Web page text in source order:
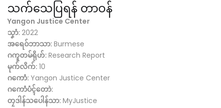
သက်သေပြရန် တာဝန်
Yangon Justice Center
သၞာံ: 2022
အရေဝ်ဘာသာ: Burmese
ဂကူတမ်ရိုဟ်: Research Report
မုက်လိက်: 10
ဂကောံ: Yangon Justice Center
ဂကောံပံၚ်တောဲ:
တၠဒါန်သပေါန်သာ: MyJustice